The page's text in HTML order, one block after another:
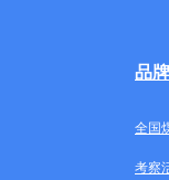
品
全国
考察